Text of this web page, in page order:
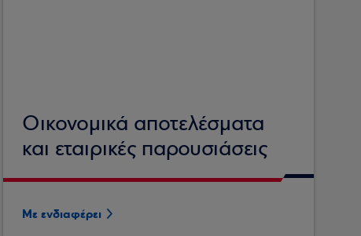
Οικονομικά αποτελέσματα
και εταιρικές παρουσιάσεις
Με ενδιαφέρει